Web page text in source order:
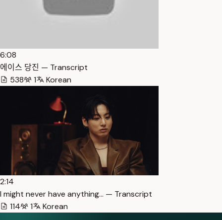
6:08
에이스 당진 — Transcript
538
1 Korean
2:14
I might never have anything… — Transcript
114
1 Korean